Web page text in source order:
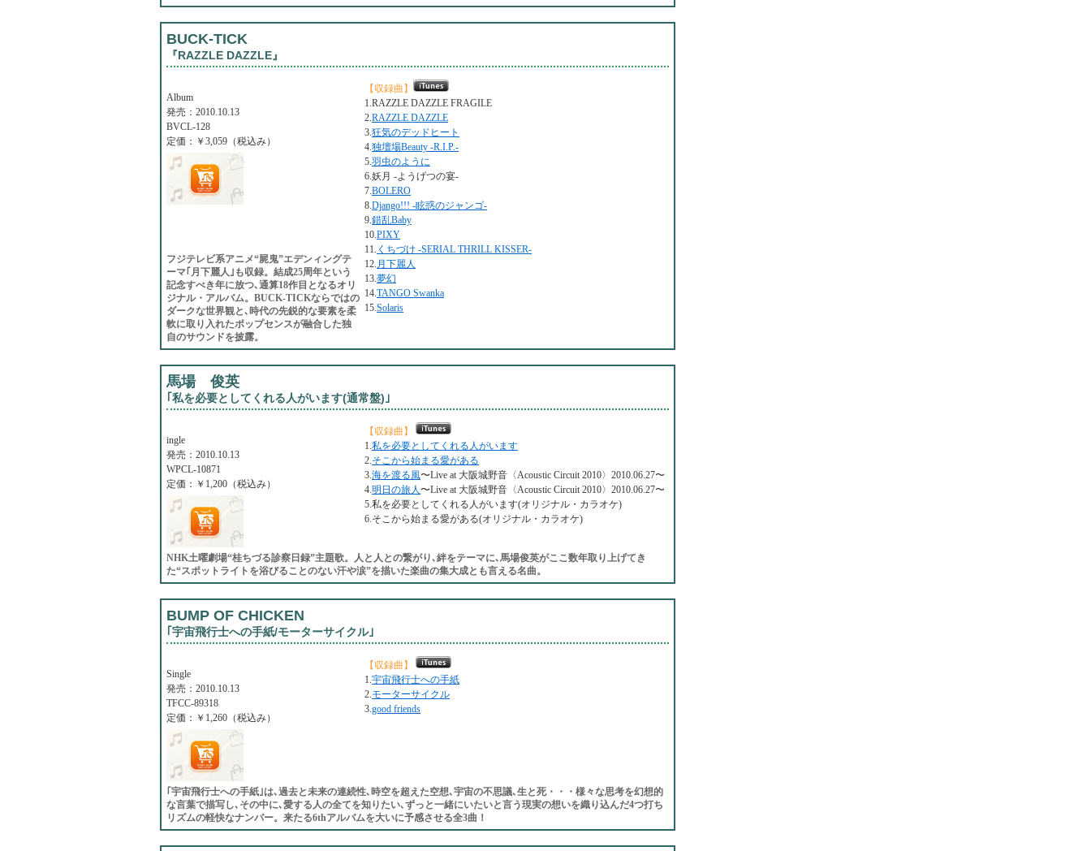
BUCK-TICK
『RAZZLE DAZZLE』
【収録曲】
1.RAZZLE DAZZLE FRAGILE
2.RAZZLE DAZZLE
3.狂気のデッドヒート
4.独壇場Beauty -R.I.P.-
5.羽虫のように
6.妖月 -ようげつの宴-
7.BOLERO
8.Django!!! -眩惑のジャンゴ-
9.錯乱Baby
10.PIXY
11. くちづけ -SERIAL THRILL KISSER-
12. 月下麗人
13.夢幻
14.TANGO Swanka
15.Solaris
Album
発売：2010.10.13
BVCL-128
定価：￥3,059（税込み）
フジテレビ系アニメ“屍鬼”エデンィングテ
ーマ｢月下麗人｣も収録。結成25周年という
記念すべき年に放つ､通算18作目となるオリ
ジナル・アルバム。BUCK-TICKならではの
ダークな世界観と､時代の先鋭的な要素を柔
軟に取り入れたポップセンスが融合した独
自のサウンドを披露。
馬場 俊英
｢私を必要としてくれる人がいます(通常盤)｣
【収録曲】
1.私を必要としてくれる人がいます
2.そこから始まる愛がある
3.海を渡る風〜Live at 大阪城野音〈Acoustic Circuit 2010〉2010.06.27〜
4.明日の旅人〜Live at 大阪城野音〈Acoustic Circuit 2010〉2010.06.27〜
5.私を必要としてくれる人がいます(オリジナル・カラオケ)
6.そこから始まる愛がある(オリジナル・カラオケ)
ingle
発売：2010.10.13
WPCL-10871
定価：￥1,200（税込み）
NHK土曜劇場“桂ちづる診察日録”主題歌。人と人との繋がり､絆をテーマに､馬場俊英がここ数年取り上げてき
た“スポットライトを浴びることのない汗や涙”を描いた楽曲の集大成とも言える名曲。
BUMP OF CHICKEN
｢宇宙飛行士への手紙/モーターサイクル｣
【収録曲】
1.宇宙飛行士への手紙
2.モーターサイクル
3.good friends
Single
発売：2010.10.13
TFCC-89318
定価：￥1,260（税込み）
｢宇宙飛行士への手紙｣は､過去と未来の連続性､時空を超えた空想､宇宙の不思議､生と死・・・様々な思考を幻想的
な言葉で描写し､その中に､愛する人の全てを知りたい､ずっと一緒にいたいと言う現実の想いを織り込んだ4つ打ち
リズムの軽快なナンバー。来たる6thアルバムを大いに予感させる全3曲！